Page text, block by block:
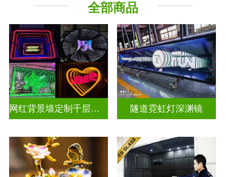
其它玻璃
全部商品
网红背景墙定制千层镜深渊镜 隧道霓虹灯深渊镜